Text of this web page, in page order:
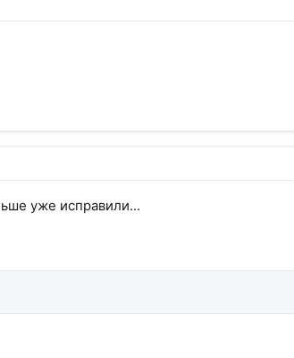
уже исправили...